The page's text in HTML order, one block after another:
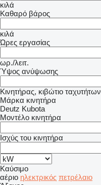
κιλά
Καθαρό βάρος
κιλά
Ώρες εργασίας
ωρ./λειτ.
Ύψος ανύψωσης
Κινητήρας, κιβώτιο ταχυτήτων
Μάρκα κινητήρα
Deutz Kubota
Μοντέλο κινητήρα
Ισχύς του κινητήρα
Καύσιμο
αέριο ηλεκτρικός πετρέλαιο